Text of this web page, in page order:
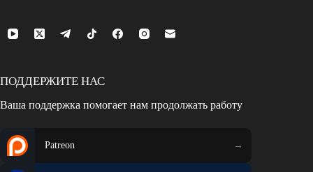
ПОДДЕРЖИТЕ НАС
Ваша поддержка помогает нам продолжать работу
Patreon